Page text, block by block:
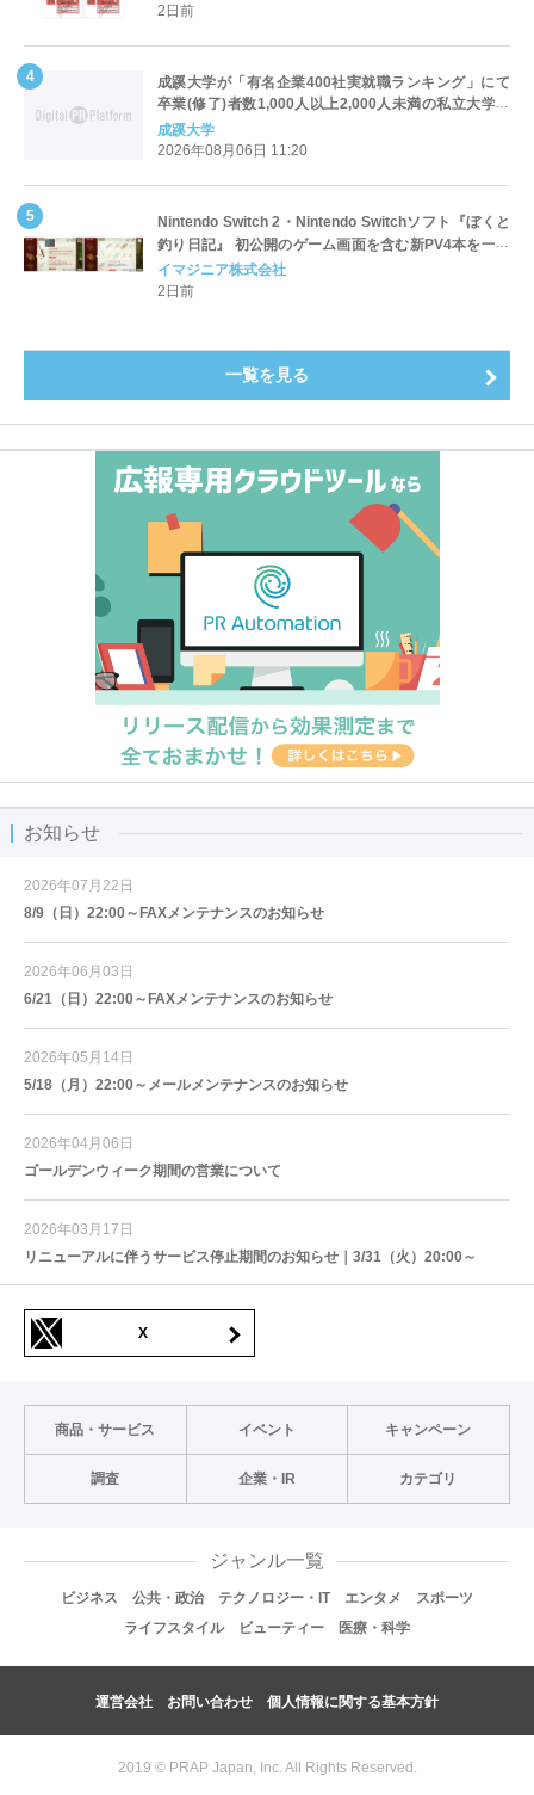
2日前
成蹊大学が「有名企業400社実就職ランキング」にて
卒業(修了)者数1,000人以上2,000人未満の私立大学で
全国第1位を獲得！～実就職率は26.5%（前年比＋
4.3pt）に伸長、東京の私立大学でも10位にランクイン
成蹊大学
2026年08月06日 11:20
Nintendo Switch 2・Nintendo Switchソフト『ぼくと
釣り日記』 初公開のゲーム画面を含む新PV4本を一挙
公開！
イマジニア株式会社
2日前
一覧を見る
お知らせ
2026年07月22日
8/9（日）22:00～FAXメンテナンスのお知らせ
2026年06月03日
6/21（日）22:00～FAXメンテナンスのお知らせ
2026年05月14日
5/18（月）22:00～メールメンテナンスのお知らせ
2026年04月06日
ゴールデンウィーク期間の営業について
2026年03月17日
リニューアルに伴うサービス停止期間のお知らせ｜3/31（火）20:00～
X
商品・サービス イベント キャンペーン
調査 企業・IR カテゴリ
ジャンル一覧
ビジネス 公共・政治 テクノロジー・IT エンタメ
スポーツ
ライフスタイル
ビューティー 医療・科学
運営会社 お問い合わせ 個人情報に関する基本方針
2019 © PRAP Japan, Inc. All Rights Reserved.